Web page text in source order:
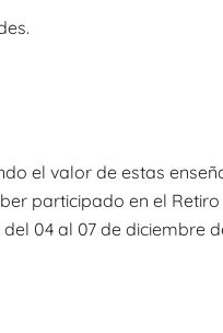
el valor de estas
participado en el Retiro
04 al 07 de diciembre